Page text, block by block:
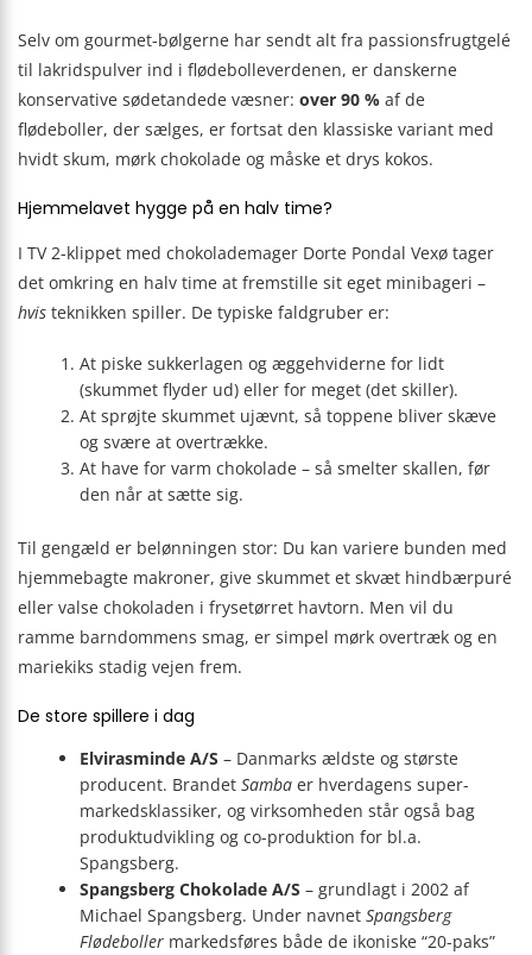
Selv om gourmet-bølgerne har sendt alt fra passions­frugtgelé
til lakridspulver ind i flødebolle­verdenen, er danskerne
konservative søde­tandede væsner: over 90 % af de
flødeboller, der sælges, er fortsat den klassiske variant med
hvidt skum, mørk chokolade og måske et drys kokos.
Hjemmelavet hygge på en halv time?
I TV 2-klippet med chokolademager Dorte Pondal Vexø tager
det omkring en halv time at fremstille sit eget minibageri –
hvis teknikken spiller. De typiske faldgruber er:
At piske sukker­lagen og æggehviderne for lidt
(skummet flyder ud) eller for meget (det skiller).
At sprøjte skummet ujævnt, så toppene bliver skæve
og svære at overtrække.
At have for varm chokolade – så smelter skallen, før
den når at sætte sig.
Til gengæld er belønningen stor: Du kan variere bunden med
hjemme­bagte makroner, give skummet et skvæt hindbær­puré
eller valse chokoladen i frysetørret havtorn. Men vil du
ramme barndommens smag, er simpel mørk overtræk og en
mariekiks stadig vejen frem.
De store spillere i dag
Elvirasminde A/S – Danmarks ældste og største
producent. BrandetSamba er hverdagens super­
markedsklassiker, og virksomheden står også bag
produkt­udvikling og co-produktion for bl.a.
Spangsberg.
Spangsberg Chokolade A/S – grundlagt i 2002 af
Michael Spangsberg. Under navnetSpangsberg
Flødeboller markedsføres både de ikoniske “20-paks”